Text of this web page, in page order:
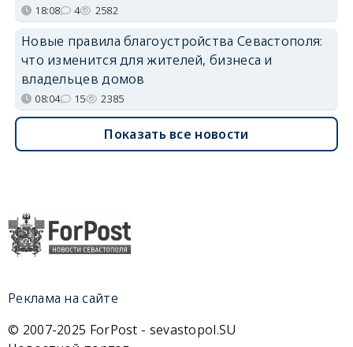
18:08 4 2582
Новые правила благоустройства Севастополя:
что изменится для жителей, бизнеса и
владельцев домов
08:04 15 2385
Показать все новости
Реклама на сайте
© 2007-2025 ForPost - sevastopol.SU